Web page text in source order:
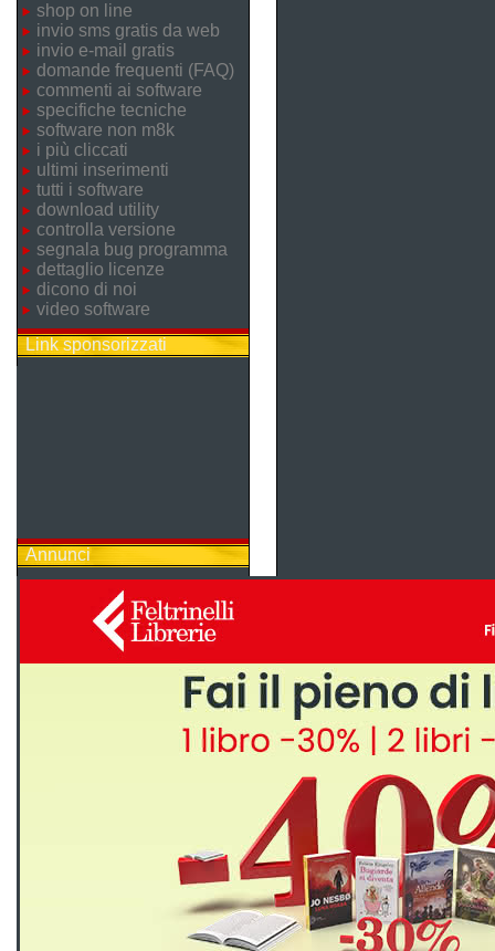
shop on line
invio sms gratis da web
invio e-mail gratis
domande frequenti (FAQ)
commenti ai software
specifiche tecniche
software non m8k
i più cliccati
ultimi inserimenti
tutti i software
download utility
controlla versione
segnala bug programma
dettaglio licenze
dicono di noi
video software
Link sponsorizzati
Annunci